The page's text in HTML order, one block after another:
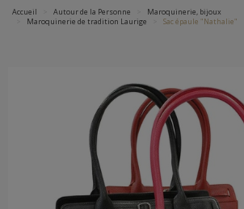
Accueil Autour de la Personne
Maroquinerie, bijoux
Maroquinerie de tradition Laurige
Sac épaule "Nathalie"